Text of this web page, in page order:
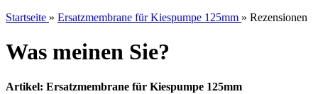
Startseite » Ersatzmembrane für Kiespumpe 125mm » Rezensionen
Was meinen Sie?
Artikel: Ersatzmembrane für Kiespumpe 125mm